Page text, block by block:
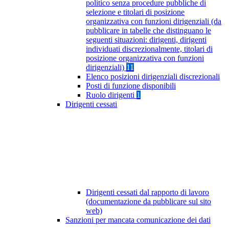
politico senza procedure pubbliche di
selezione e titolari di posizione
organizzativa con funzioni dirigenziali (da
pubblicare in tabelle che distinguano le
seguenti situazioni: dirigenti, dirigenti
individuati discrezionalmente, titolari di
posizione organizzativa con funzioni
dirigenziali) 11
Elenco posizioni dirigenziali discrezionali
Posti di funzione disponibili
Ruolo dirigenti 1
Dirigenti cessati
Dirigenti cessati dal rapporto di lavoro
(documentazione da pubblicare sul sito
web)
Sanzioni per mancata comunicazione dei dati